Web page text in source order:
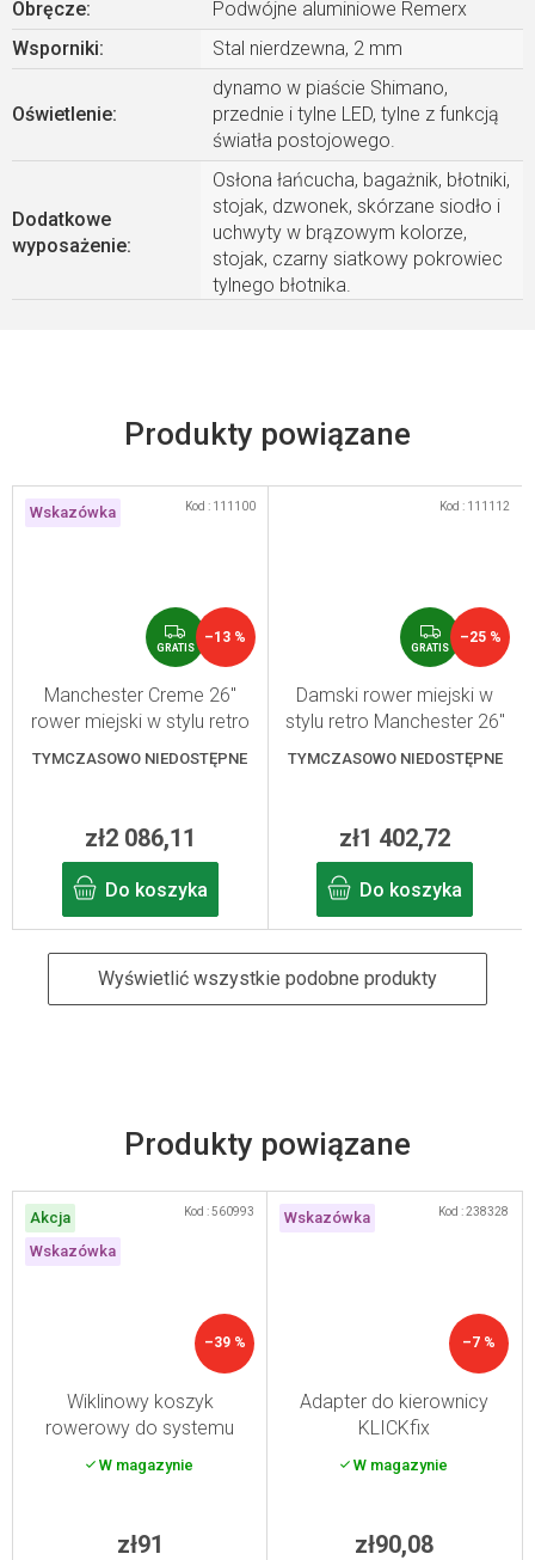
Produkty powiązane
Akcja
Wskazówka
–39 %
Wiklinowy koszyk
rowerowy do systemu
W magazynie
zł91
Kod :560993 Wskazówka
–7 %
Adapter do kierownicy
KLICKfix
W magazynie
zł90,08
Kod :238328
Obręcze:
Podwójne aluminiowe Remerx
Wsporniki: Stal nierdzewna, 2 mm
Oświetlenie:
dynamo w piaście Shimano,
przednie i tylne LED, tylne z funkcją
światła postojowego.
Dodatkowe
wyposażenie:
Osłona łańcucha, bagażnik, błotniki,
stojak, dzwonek, skórzane siodło i
uchwyty w brązowym kolorze,
stojak, czarny siatkowy pokrowiec
tylnego błotnika.
Wskazówka
G
R
A
T
S
GRATIS
–13 %
Manchester Creme 26"
rower miejski w stylu retro
TYMCZASOWO NIEDOSTĘPNE
zł2 086,11
Do koszyka
Kod : 111100
G
R
A
T
S
GRATIS
–25 %
Damski rower miejski w
stylu retro Manchester 26"
Light black
TYMCZASOWO NIEDOSTĘPNE
zł1 402,72
Do koszyka
Kod : 111112
Wyświetlić wszystkie podobne produkty